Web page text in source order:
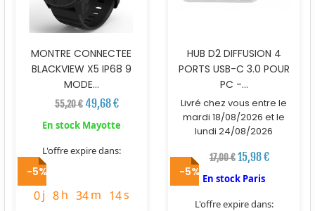
MONTRE CONNECTEE
BLACKVIEW X5 IP68 9
MODE...
55,20 € 49,68 €
En stock Mayotte
L'offre expire dans:
timer
0j 8h 34m 13s
HUB D2 DIFFUSION 4
PORTS USB-C 3.0 POUR
PC -...
Livré chez vous entre le
mardi 18/08/2026 et le
lundi 24/08/2026
17,00 € 15,98 €
En stock Paris
L'offre expire dans:
-5% -5%